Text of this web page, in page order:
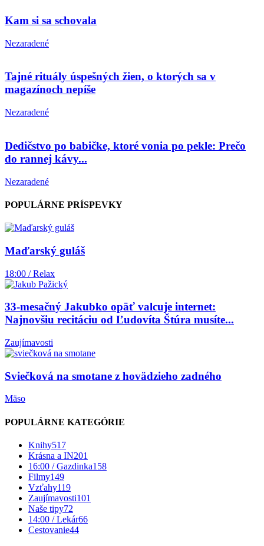
Kam si sa schovala
Nezaradené
Tajné rituály úspešných žien, o ktorých sa v
magazínoch nepíše
Nezaradené
Dedičstvo po babičke, ktoré vonia po pekle: Prečo
do rannej kávy...
Nezaradené
POPULÁRNE PRÍSPEVKY
Maďarský guláš
18:00 / Relax
33-mesačný Jakubko opäť valcuje internet:
Najnovšiu recitáciu od Ľudovíta Štúra musíte...
Zaujímavosti
Sviečková na smotane z hovädzieho zadného
Mäso
POPULÁRNE KATEGÓRIE
Knihy517
Krásna a IN201
16:00 / Gazdinka158
Filmy149
Vzťahy119
Zaujímavosti101
Naše tipy72
14:00 / Lekár66
Cestovanie44